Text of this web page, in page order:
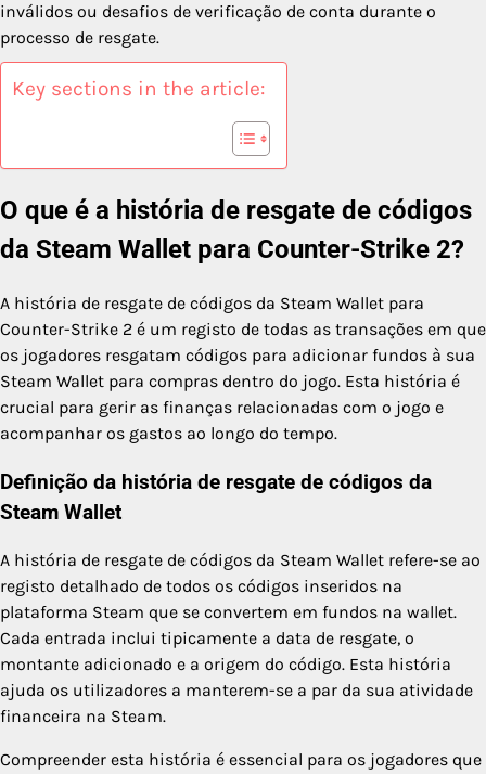
inválidos ou desafios de verificação de conta durante o
processo de resgate.
Key sections in the article:
O que é a história de resgate de códigos
da Steam Wallet para Counter-Strike 2?
A história de resgate de códigos da Steam Wallet para
Counter-Strike 2 é um registo de todas as transações em que
os jogadores resgatam códigos para adicionar fundos à sua
Steam Wallet para compras dentro do jogo. Esta história é
crucial para gerir as finanças relacionadas com o jogo e
acompanhar os gastos ao longo do tempo.
Definição da história de resgate de códigos da
Steam Wallet
A história de resgate de códigos da Steam Wallet refere-se ao
registo detalhado de todos os códigos inseridos na
plataforma Steam que se convertem em fundos na wallet.
Cada entrada inclui tipicamente a data de resgate, o
montante adicionado e a origem do código. Esta história
ajuda os utilizadores a manterem-se a par da sua atividade
financeira na Steam.
Compreender esta história é essencial para os jogadores que